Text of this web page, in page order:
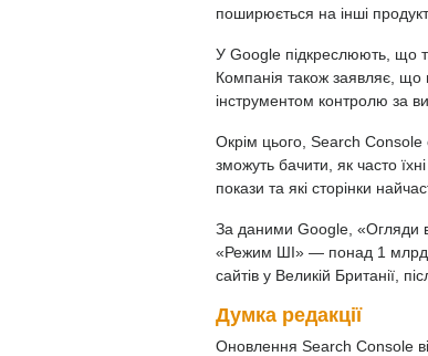
поширюється на інші
У Google підкреслюють, що
Компанія також заявляє,
інструментом контролю за
Окрім цього, Search Console
зможуть бачити, як часто
покази та які сторінки
За даними Google, «Огляди
«Режим ШІ» — понад 1 млрд.
сайтів у Великій Британії,
Думка редакції
Оновлення Search Console